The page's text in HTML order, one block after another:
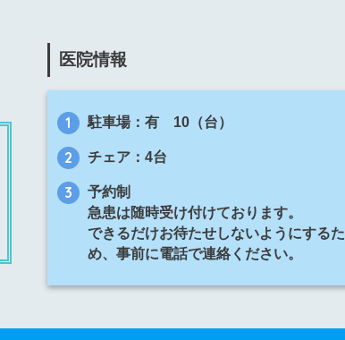
医院情報
駐車場：有 10（台）
チェア：4台
予約制
急患は随時受け付けております。
できるだけお待たせしないようにするた
め、事前に電話で連絡ください。